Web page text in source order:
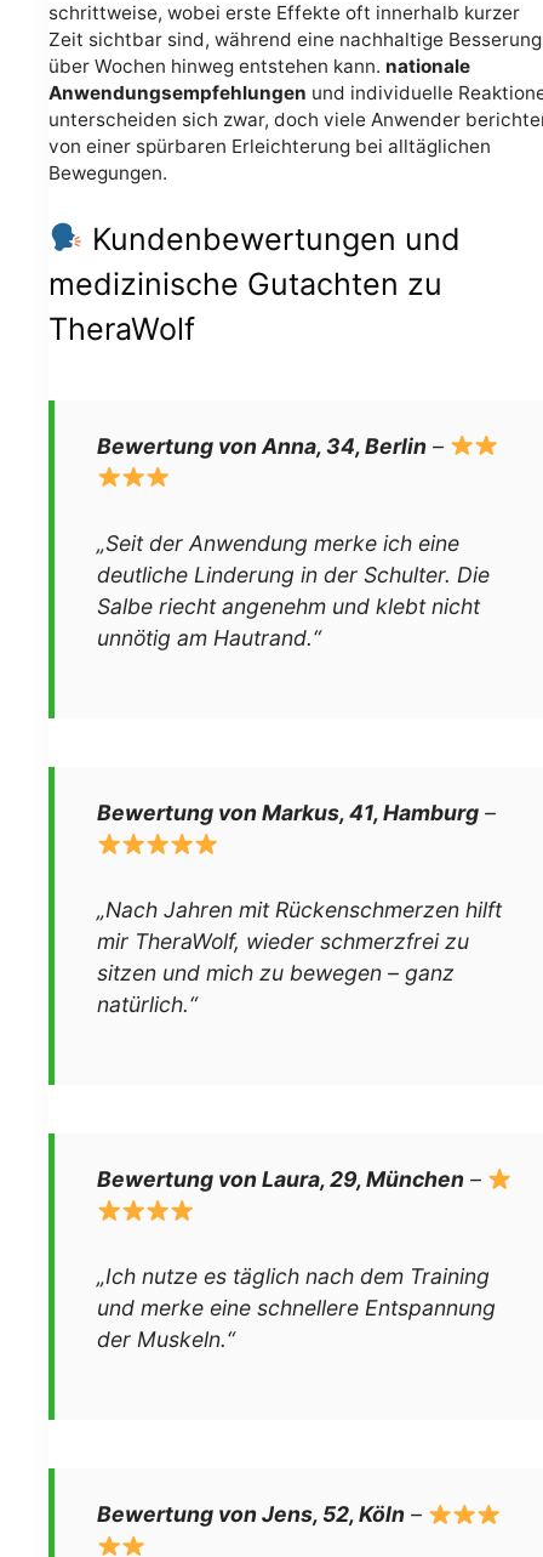
schrittweise, wobei erste Effekte oft innerhalb kurzer
Zeit sichtbar sind, während eine nachhaltige Besserung
über Wochen hinweg entstehen kann. nationale
Anwendungsempfehlungen und individuelle
unterscheiden sich zwar, doch viele Anwender
von einer spürbaren Erleichterung bei alltäglichen
Bewegungen.
Kundenbewertungen und
medizinische Gutachten zu
TheraWolf
Bewertung von Anna, 34, Berlin –
„Seit der Anwendung merke ich eine
deutliche Linderung in der Schulter. Die
Salbe riecht angenehm und klebt nicht
unnötig am Hautrand.“
Bewertung von Markus, 41, Hamburg –
„Nach Jahren mit Rückenschmerzen hilft
mir TheraWolf, wieder schmerzfrei zu
sitzen und mich zu bewegen – ganz
natürlich.“
Bewertung von Laura, 29, München –
„Ich nutze es täglich nach dem Training
und merke eine schnellere Entspannung
der Muskeln.“
Bewertung von Jens, 52, Köln –